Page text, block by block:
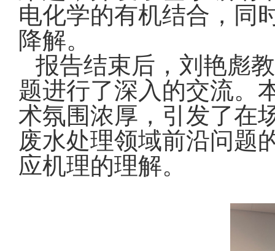
电化学的有机结合，同
降解。
报告结束后，刘艳彪
题进行了深入的交流。
术氛围浓厚，引发了在
废水处理领域前沿问题
应机理的理解。